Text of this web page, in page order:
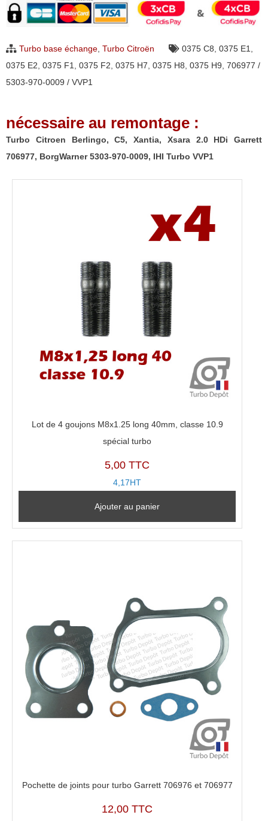
Citroen
Berlingo,
Xantia,
Garrett
706977,
BorgWarner
Turbo base échange, Turbo Citroën 0375 C8, 0375 E1,
0375 E2, 0375 F1, 0375 F2, 0375 H7, 0375 H8, 0375 H9, 706977 /
5303-970-0009 / VVP1
nécessaire au remontage :
Turbo Citroen Berlingo, C5, Xantia, Xsara 2.0 HDi Garrett
706977, BorgWarner 5303-970-0009, IHI Turbo VVP1
Lot de 4 goujons M8x1.25 long 40mm, classe 10.9
spécial turbo
5,00 TTC
4,17HT
Ajouter au panier
Pochette de joints pour turbo Garrett 706976 et 706977
12,00 TTC